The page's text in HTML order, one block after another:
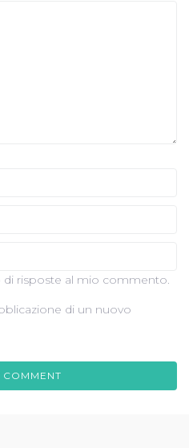
di risposte al mio commento.
di un nuovo